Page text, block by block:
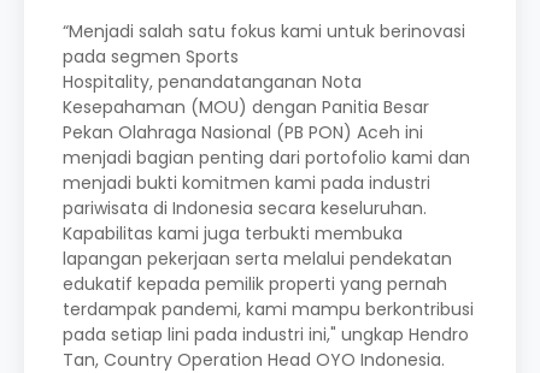
“Menjadi salah satu fokus kami untuk berinovasi
pada segmen Sports
Hospitality, penandatanganan Nota
Kesepahaman (MOU) dengan Panitia Besar
Pekan Olahraga Nasional (PB PON) Aceh ini
menjadi bagian penting dari portofolio kami dan
menjadi bukti komitmen kami pada industri
pariwisata di Indonesia secara keseluruhan.
Kapabilitas kami juga terbukti membuka
lapangan pekerjaan serta melalui pendekatan
edukatif kepada pemilik properti yang pernah
terdampak pandemi, kami mampu berkontribusi
pada setiap lini pada industri ini," ungkap Hendro
Tan, Country Operation Head OYO Indonesia.